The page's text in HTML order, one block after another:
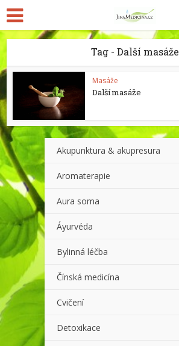
Tag - Další masáže
Masáže
Další masáže
Akupunktura & akupresura
Aromaterapie
Aura soma
Áyurvéda
Bylinná léčba
Čínská medicína
Cvičení
Detoxikace